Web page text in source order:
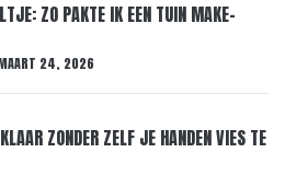
ZO PAKTE IK EEN TUIN MAKE-
24, 2026
ZONDER ZELF JE HANDEN VIES TE